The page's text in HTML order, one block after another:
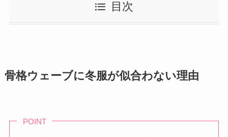
目次
骨格ウェーブに冬服が似合わない理由
POINT